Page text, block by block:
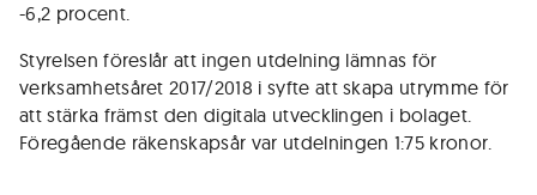
-6,2 procent.
Styrelsen föreslår att ingen utdelning lämnas för
verksamhetsåret 2017/2018 i syfte att skapa utrymme för
att stärka främst den digitala utvecklingen i bolaget.
Föregående räkenskapsår var utdelningen 1:75 kronor.